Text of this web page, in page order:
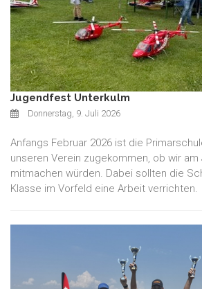
Jugendfest Unterkulm
Donnerstag, 9. Juli 2026
Anfangs Februar 2026 ist die
unseren Verein zugekommen, ob wir
mitmachen würden. Dabei sollten die
Klasse im Vorfeld eine Arbeit verrichten.